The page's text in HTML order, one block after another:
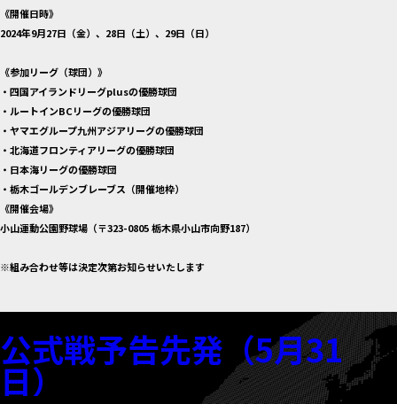
《開催日時》
2024年9月27日（金）、28日（土）、29日（日）
《参加リーグ（球団）》
・四国アイランドリーグplusの優勝球団
・ルートインBCリーグの優勝球団
・ヤマエグループ九州アジアリーグの優勝球団
・北海道フロンティアリーグの優勝球団
・日本海リーグの優勝球団
・栃木ゴールデンブレーブス（開催地枠）
《開催会場》
小山運動公園野球場（〒323-0805 栃木県小山市向野187）
※組み合わせ等は決定次第お知らせいたします
公式戦予告先発（5月31
日）